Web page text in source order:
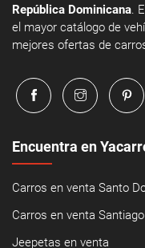
República Dominicana.
el mayor catálogo de
mejores ofertas de
Encuentra en
Carros en venta Santo
Carros en venta Santiago
Jeepetas en venta